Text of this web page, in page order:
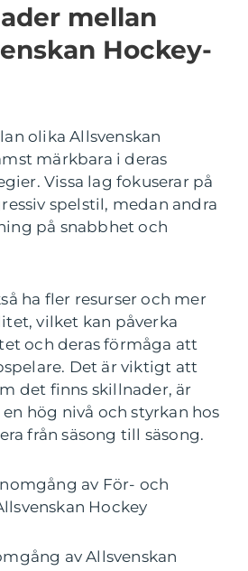
mellan
Hockey-
olika Allsvenskan
märkbara i deras
Vissa lag fokuserar på
spelstil, medan andra
på snabbhet och
ha fler resurser och mer
vilket kan påverka
och deras förmåga att
Det är viktigt att
det finns skillnader, är
hög nivå och styrkan hos
från säsong till säsong.
av För- och
Hockey
av Allsvenskan